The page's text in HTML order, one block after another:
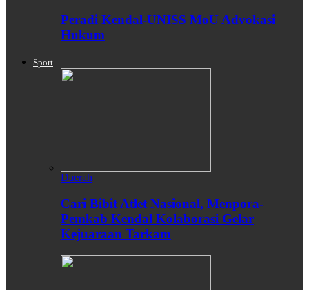
Peradi Kendal-UNISS MoU Advokasi
Hukum
Sport
Daerah
Cari Bibit Atlet Nasional, Menpora-
Pemkab Kendal Kolaborasi Gelar
Kejuaraan Tarkam